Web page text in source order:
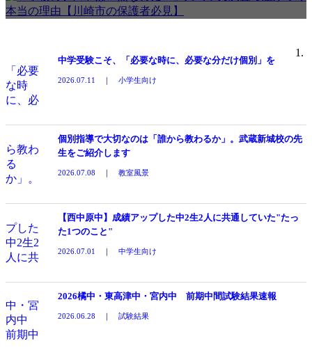
中学受験こそ、「必要な時に、必要な分だけ個別」を
2026.07.11 ｜ 小学生向け
個別指導で大切なのは「誰から教わるか」。武蔵新城校の先
生をご紹介します
2026.07.08 ｜ 教室風景
【西中原中】成績アップした中2生2人に共通していた"たっ
た1つのこと"
2026.07.01 ｜ 中学生向け
2026橘中・東高津中・宮内中 前期中間試験結果速報
2026.06.28 ｜ 試験結果